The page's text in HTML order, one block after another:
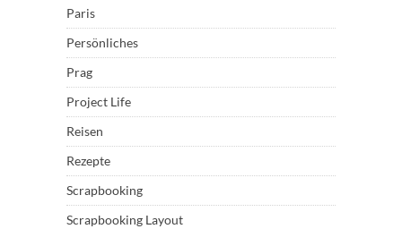
Paris
Persönliches
Prag
Project Life
Reisen
Rezepte
Scrapbooking
Scrapbooking Layout